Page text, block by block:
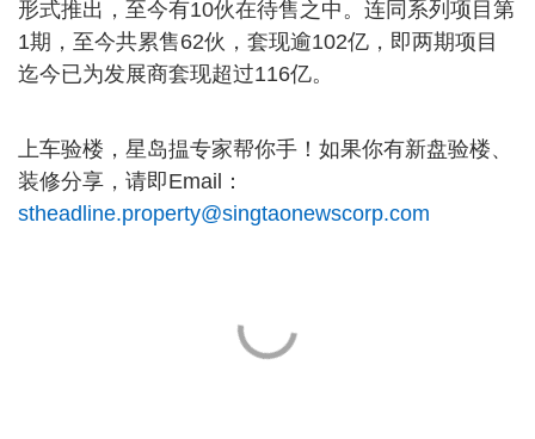
形式推出，至今有10伙在待售之中。连同系列项目第
1期，至今共累售62伙，套现逾102亿，即两期项目
迄今已为发展商套现超过116亿。
上车验楼，星岛揾专家帮你手！如果你有新盘验楼、
装修分享，请即Email：
stheadline.property@singtaonewscorp.com